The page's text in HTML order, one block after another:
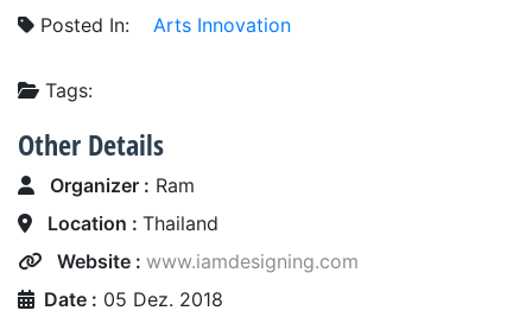
Posted In: Arts Innovation
Tags:
Other Details
Organizer : Ram
Location : Thailand
Website : www.iamdesigning.com
Date : 05 Dez. 2018